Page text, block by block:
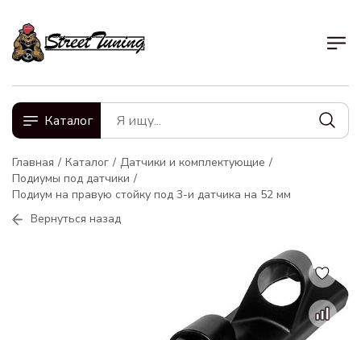
Каталог
Главная Каталог
Датчики и комплектующие
Подиумы под датчики
Подиум на правую стойку под 3-и датчика на 52 мм
Вернуться назад